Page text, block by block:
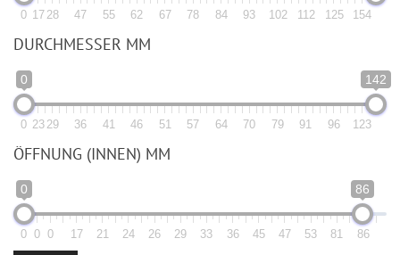
0 17 28 47 55 62 67 78 84 93 102 112 125 154
DURCHMESSER MM
0 142
0 23 29 36 41 46 51 57 64 70 79 91 96 123
ÖFFNUNG (INNEN) MM
0 86
0 0 0 17 21 24 26 29 33 36 45 47 53 81 86